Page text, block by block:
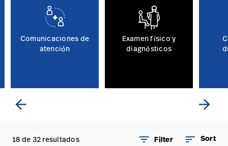
arrow_back
Comunicaciones de
atención
Examen físico y
diagnósticos
arrow_forward
18 de 32 resultados filter_list Filter sort Sort